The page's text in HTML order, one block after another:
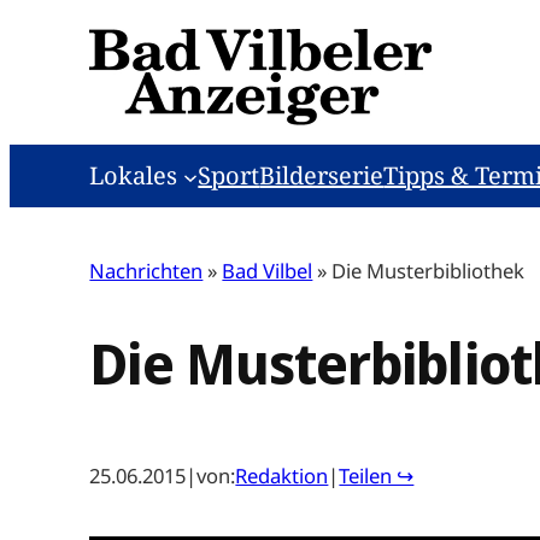
Lokales SportBilderserieTipps &
Nachrichten » Bad Vilbel » Die Musterbibliothek
Die
25.06.2015|von:Redaktion |Teilen ↪